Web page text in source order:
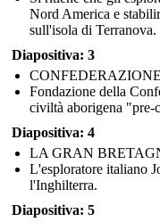
IlGuerra dei sette anni
è terminato dal
Nuova Francia
Canada diventare gli
le sue restanti
Nord America e
sull'isola di Terranova.
Diapositiva: 3
Fondazione della
civiltà aborigena "pre-
Diapositiva: 4
LA GRAN
L'esploratore italiano
l'Inghilterra.
Diapositiva: 5